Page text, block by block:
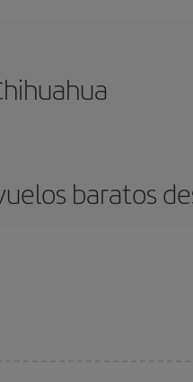
baratos